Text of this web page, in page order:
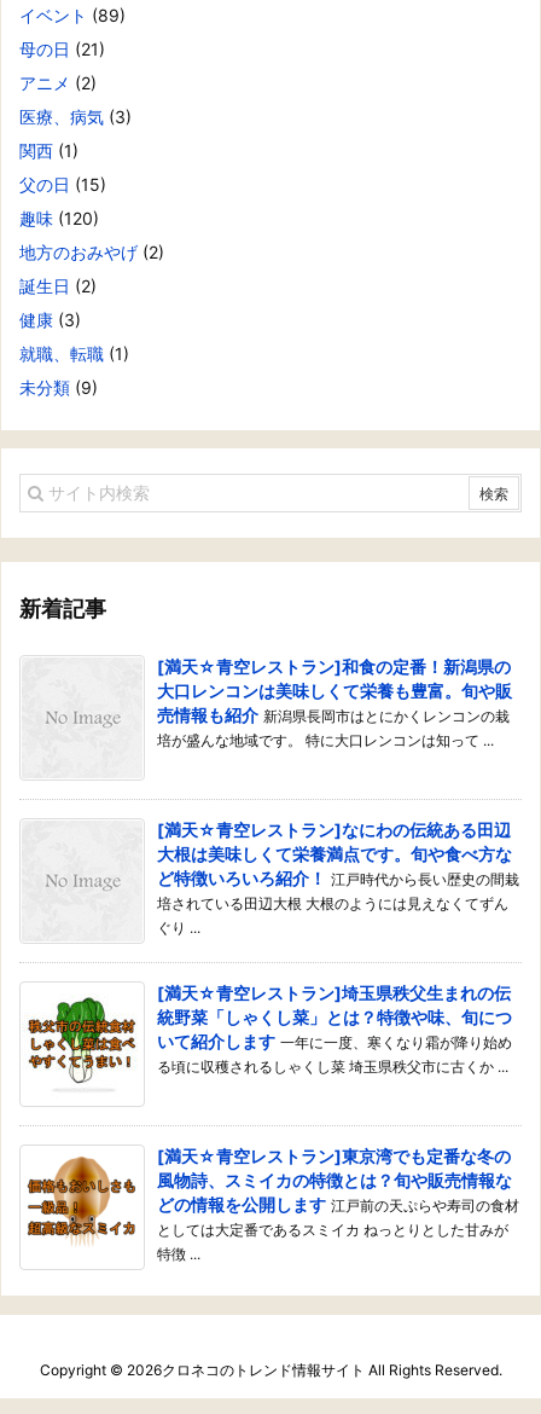
イベント (89)
母の日 (21)
アニメ (2)
医療、病気 (3)
関西 (1)
父の日 (15)
趣味 (120)
地方のおみやげ (2)
誕生日 (2)
健康 (3)
就職、転職 (1)
未分類 (9)
新着記事
[満天☆青空レストラン]和食の定番！新潟県の
大口レンコンは美味しくて栄養も豊富。旬や販
売情報も紹介 新潟県長岡市はとにかくレンコンの栽
培が盛んな地域です。 特に大口レンコンは知って ...
[満天☆青空レストラン]なにわの伝統ある田辺
大根は美味しくて栄養満点です。旬や食べ方な
ど特徴いろいろ紹介！ 江戸時代から長い歴史の間栽
培されている田辺大根 大根のようには見えなくてずん
ぐり ...
[満天☆青空レストラン]埼玉県秩父生まれの伝
統野菜「しゃくし菜」とは？特徴や味、旬につ
いて紹介します 一年に一度、寒くなり霜が降り始め
る頃に収穫されるしゃくし菜 埼玉県秩父市に古くか ...
[満天☆青空レストラン]東京湾でも定番な冬の
風物詩、スミイカの特徴とは？旬や販売情報な
どの情報を公開します 江戸前の天ぷらや寿司の食材
としては大定番であるスミイカ ねっとりとした甘みが
特徴 ...
Copyright © 2026クロネコのトレンド情報サイト All Rights Reserved.